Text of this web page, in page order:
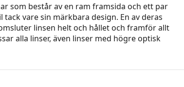
som består av en ram framsida och ett par
vare sin märkbara design. En av deras
linsen helt och hållet och framför allt
alla linser, även linser med högre optisk
och utformning kan variera.